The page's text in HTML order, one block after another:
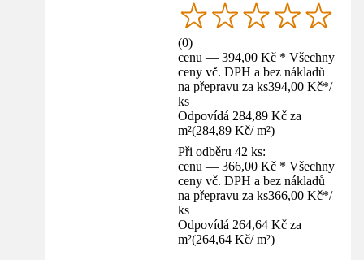
(0)
cenu — 394,00 Kč * Všechny
ceny vč. DPH a bez nákladů
na přepravu za ks394,00 Kč*/
ks
Odpovídá 284,89 Kč za
m²(284,89 Kč/ m²)
Při odběru 42 ks:
cenu — 366,00 Kč * Všechny
ceny vč. DPH a bez nákladů
na přepravu za ks366,00 Kč*/
ks
Odpovídá 264,64 Kč za
m²(264,64 Kč/ m²)